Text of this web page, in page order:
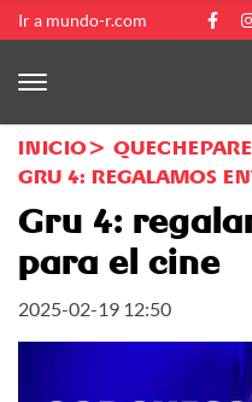
Ir a mundo-r.com
INICIO
GRU 4: REGALAMOS
Gru 4:
para el cine
2025-02-19 12:50